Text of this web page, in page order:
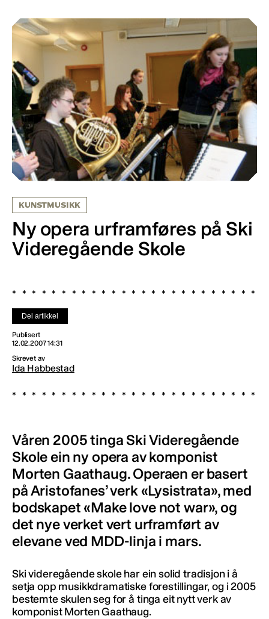
KUNSTMUSIKK
Ny opera urframføres på Ski
Videregående Skole
Del artikkel
Publisert
12.02.2007 14:31
Skrevet av
Ida Habbestad
Våren 2005 tinga Ski Videregående
Skole ein ny opera av komponist
Morten Gaathaug. Operaen er basert
på Aristofanes’ verk «Lysistrata», med
bodskapet «Make love not war», og
det nye verket vert urframført av
elevane ved MDD-linja i mars.
Ski videregående skole har ein solid tradisjon i å
setja opp musikkdramatiske forestillingar, og i 2005
bestemte skulen seg for å tinga eit nytt verk av
komponist Morten Gaathaug.